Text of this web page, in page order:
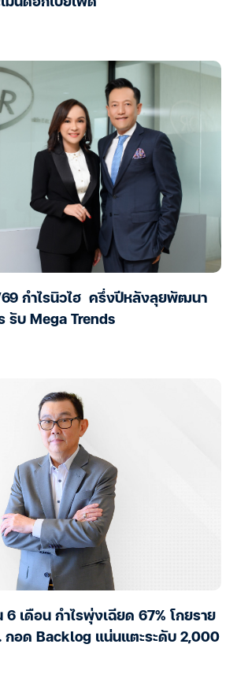
69 กำไรนิวไฮ ครึ่งปีหลังลุยพัฒนา
บ Mega Trends
6 เดือน กำไรพุ่งเฉียด 67% โกยราย
กอด Backlog แน่นแตะระดับ 2,000